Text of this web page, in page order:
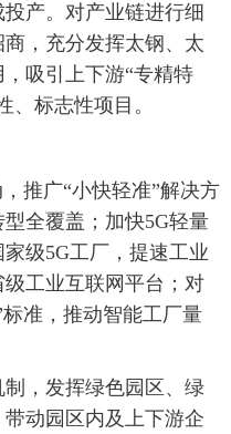
产。对产业链进行细
，充分发挥太钢、太
吸引上下游“专精特
、标志性项目。
推广“小快轻准”解决方
全覆盖；加快5G轻量
级5G工厂，提速工业
工业互联网平台；对
准，推动智能工厂量
，发挥绿色园区、绿
动园区内及上下游企